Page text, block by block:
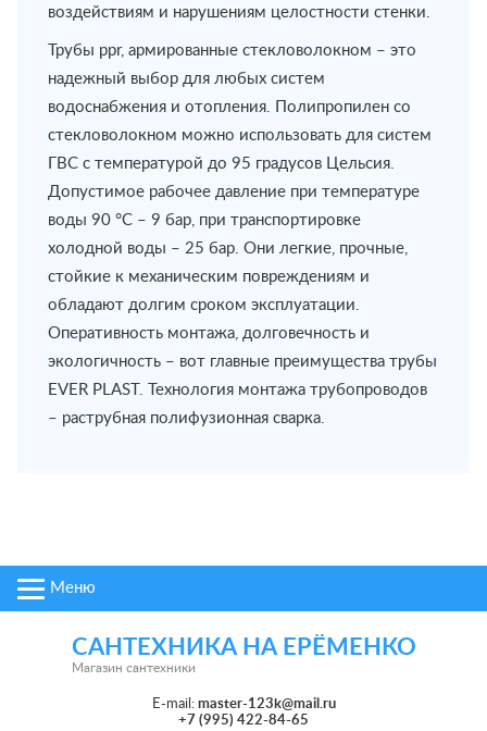
воздействиям и нарушениям целостности стенки.
Трубы ppr, армированные стекловолокном – это
надежный выбор для любых систем
водоснабжения и отопления. Полипропилен со
стекловолокном можно использовать для систем
ГВС с температурой до 95 градусов Цельсия.
Допустимое рабочее давление при температуре
воды 90 °C – 9 бар, при транспортировке
холодной воды – 25 бар. Они легкие, прочные,
стойкие к механическим повреждениям и
обладают долгим сроком эксплуатации.
Оперативность монтажа, долговечность и
экологичность – вот главные преимущества трубы
EVER PLAST. Технология монтажа трубопроводов
– раструбная полифузионная сварка.
Меню
САНТЕХНИКА НА ЕРЁМЕНКО
Магазин сантехники
E-mail: master-123k@mail.ru
+7 (995) 422-84-65